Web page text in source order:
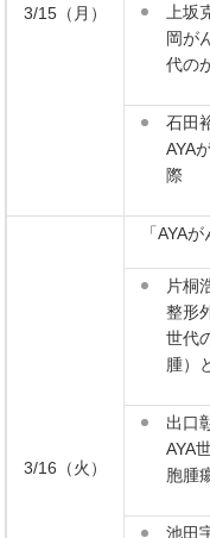
3/15（月）
上坂
岡が
代の
石田
AYA
際
3/16（火）
「AYA
片桐
整形
世代
腫）
出口
AYA
胞腫
池田